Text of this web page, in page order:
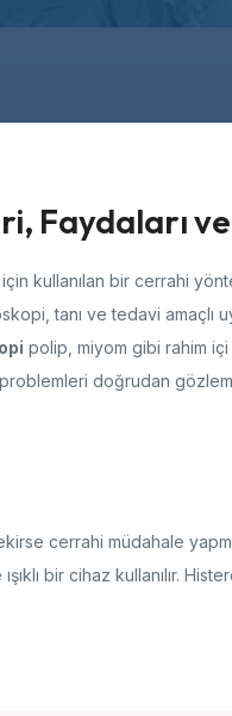
Faydaları
kullanılan bir cerrahi
tanı ve tedavi amaçlı
polip, miyom gibi rahim
doğrudan
cerrahi müdahale
bir cihaz kullanılır.